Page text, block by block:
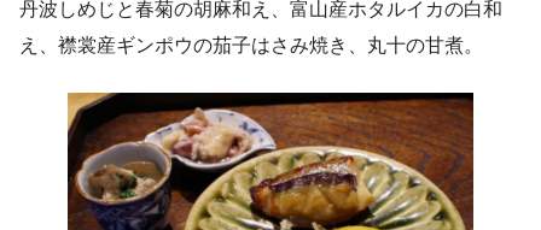
丹波しめじと春菊の胡麻和え、富山産ホタルイカの白和
え、襟裳産ギンポウの茄子はさみ焼き、丸十の甘煮。